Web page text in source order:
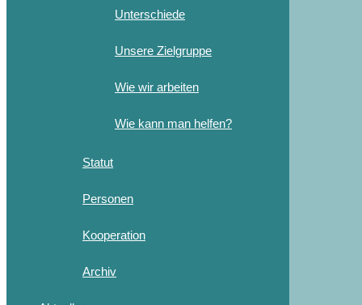
Unterschiede
Unsere Zielgruppe
Wie wir arbeiten
Wie kann man helfen?
Statut
Personen
Kooperation
Archiv